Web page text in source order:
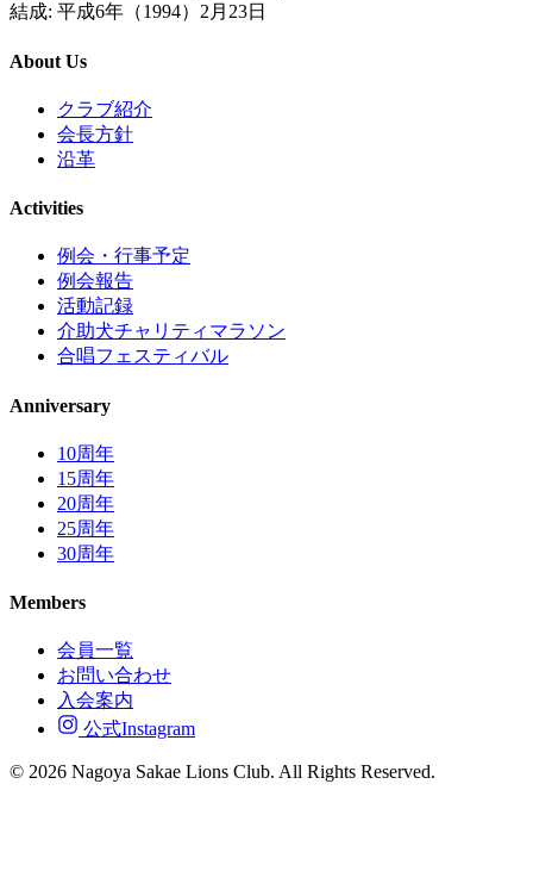
結成: 平成6年（1994）2月23日
About Us
クラブ紹介
会長方針
沿革
Activities
例会・行事予定
例会報告
活動記録
介助犬チャリティマラソン
合唱フェスティバル
Anniversary
10周年
15周年
20周年
25周年
30周年
Members
会員一覧
お問い合わせ
入会案内
公式Instagram
© 2026 Nagoya Sakae Lions Club. All Rights Reserved.